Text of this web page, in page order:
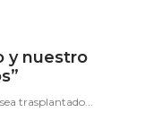
y nuestro
trasplantado...